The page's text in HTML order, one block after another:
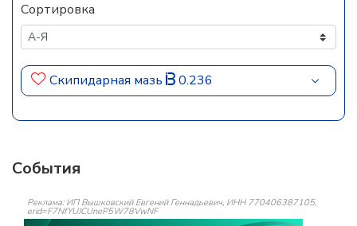
Сортировка
Скипидарная мазь 0.236
События
Реклама: ИП Вышковский Евгений Геннадьевич, ИНН 770406387105,
erid=F7NfYUJCUneP5W78VwNF